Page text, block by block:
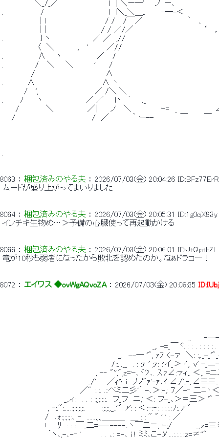
＼_/_／　　　 　 　 　 　 l　| ＼ー─'　　ノ｀ー､
.　　 　 　 　 /　　　　　　　　　　 　 l　l＼_＼＿,. 　　 -─=＜
| l　　　　　　　　　　　/ /　 /￣／　　 　 　 　 　 ｀　 、
| |　 　 　 　 　 　 　 / / ／/／　　　　　　　　　　　　　‘　
.　　 　 　 　 } ヽ　　　 　 　 　 ／ ／　,//　　　　　　　　　　　　　　　　
〈　＼　 　 　 ,　 ' 　 　 ／//　 　　　　　　　　　　　　　　　
.　　　 　 　 ∧ 　 ヽ　　　　　　 ／　 /　　　　　　　　　　　　　　　　　
.　 　 　 　 /　 ＼　　＼　　 　 '　　 /　　　　　　　　　　　　　　　 　 　
/　 　 　 　 　 　 　 　 　 ∧　　　　　　　　　　　　 　 　 　 　
.　 　 　 ∧　　　　　　　　　　　 　∧ ヽ　　　　　　　　　　　 　 　 　 　
/　 ',　　　　　　　　　　 ／ /＼ ＼　　　　　　　　　　　　　　　　
.　　　/　　 ヽ　　　　　　　　／ ／　　lヽ　｀　　._　　　　　　　　 　 　
/　　　 　 ＼ 　 　 　 　 ／|　　 ノ　 ＼　　　　 　ｰ=　_　　　　　　
.　 /　　　　　 　 　 　 　 　 　 /　／　 　 　 ｀ ー--　　　 　 ￣　 　 ￣
8063 ： 梱包済みのやる夫 ： 2026/07/03(金) 20:04:26 ID:BFz77ErR
ムードが盛り上がってまいりました
8064 ： 梱包済みのやる夫 ： 2026/07/03(金) 20:05:31
ID:1g0qX93y
インチキ生物め…＞予備の心臓使って再起動かける
8066 ： 梱包済みのやる夫 ： 2026/07/03(金) 20:06:01
ID:JtQpthZL
竜が10秒も弱者になったから敗北を認めたのか。なぁドラコー！
8072 ： エイワス ◆ovWgAQvoZA ： 2026/07/03(金) 20:08:35
_,.　　-─-　
_,. -=_￣ヾ. : : . : : : : . _,.
_,.　--─ '", ｧﾌ <-ァ　＼: :,._-_'"_-_､＿
/::...__　. : :ｧ ' ;ｧ: :'イ_＞ ｲ,. v' -_二-ニ才＜ィ'＿,,..
, -‐ "'',",z=ｰ､ヾﾂ､. ｽ:ｧ∠:ァィ,. ＜,. =ニ二_
_/':.　 ／ｨﾍ i　;ﾉノ"ｧ'‐ｧ､ｲ:∠;/',-,.∠三三_＝ニ三＝=ミﾐ
／" :.::. .::べミ二彡'´ -､＞:-,: ﾌ／-‐ 二ﾆヽ＜´ ＿
_,.ィ:.　. . : :;;;::::.　フ_フ　ニ,' ＜: フ-_､＞＝三＞ '" ￣　
, -:.":.....:;:;:;:;:.　　　:;:;:,_,.'" ア: : ＜:-:‐: : :.:.:ﾌ:.ア"　　　　　　
/　､ｫ:;:;:;:､ -　......,,,,＿＿＿　＿ : : " " ' ' : ／　　　　　　　　_,.
!　　ﾘ　: : :￣_二=─‐----､ヽ￣二ニ, ｰ;/　　　　 _,.z=三斗‐''"
｀ヽ､,-､-‐ '　　　. . . ､: =-､ i ! ミﾐ､こ-У...:.:.:.:.z=≠''"　　